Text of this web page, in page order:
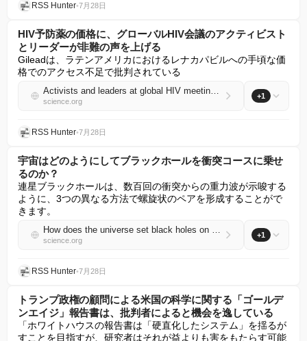
RSS Hunter•7月28日
HIV予防薬の価格に、グローバルHIV会議のアクティビスト
とリーダーが非難の声を上げる
Gileadは、ラテンアメリカにおけるレナカパビルへの手頃な価
格でのアクセス不足で批判されている
Activists and leaders at global HIV meeting decry price of prevention drug
science.org
+1
RSS Hunter•7月28日
宇宙はどのようにしてブラックホールを衝突コースに乗せ
るのか？
連星ブラックホールは、数百回の衝突からの重力波が示唆する
ように、3つの異なる方法で螺旋状のペアを形成することがで
きます。
How does the universe set black holes on a collision course?
science.org
+1
RSS Hunter•7月28日
トランプ政権の顧問による米国の科学に関する「ゴールデ
ンエイジ」報告書は、批判者によると機会を逸している
「ホワイトハウスの報告書は「硬直化したシステム」を揺るが
すことを目指すが、研究者はそれが益よりも害をもたらす可能